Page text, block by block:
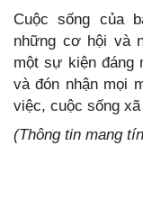
Cuộc sống của
những cơ hội và
một sự kiện đáng
và đón nhận mọi
việc, cuộc sống
(Thông tin mang